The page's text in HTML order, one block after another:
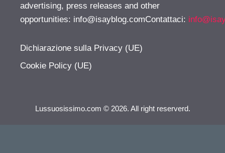
advertising, press releases and other
opportunities: info@isayblog.comContattaci:
Dichiarazione sulla Privacy (UE)
Cookie Policy (UE)
Lussuosissimo.com © 2026. All right reserverd.